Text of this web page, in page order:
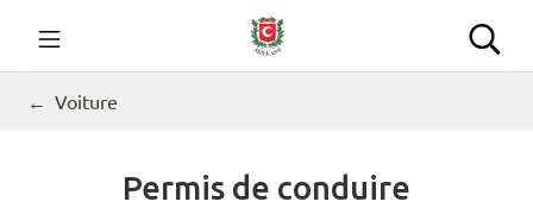
contenu
Commune de Seillans
Voiture
Permis de conduire